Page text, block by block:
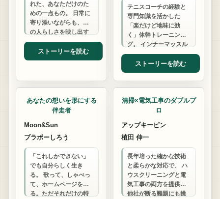
れた、あなただけのた
めの一点もの。 日常に
寄り添いながらも、そ
の人らしさを映し出す
カバンと小物を、真心
込めて創ります。
ストーリーを読む
テニスコーチの経験と
専門知識を活かした
「楽だけど地味に効
く」体幹トレーニン
グ。 インナーマッスル
を鍛えて姿勢を整え、
あなたの「動ける喜
び」を一生サポートし
ます。
ストーリーを読む
ITサポート
あなたの想いを形にする
伴走者
Moon&Sun
ブラボーしろう
「これしかできない」
でも自分らしく生き
る。 歌って、しゃべっ
て、ホームページを作
る。ただそれだけの特
ハウスクリーニング
清掃×電気工事のダブルプ
ロ
アップキーピン
植田 伸一
長年培った確かな技術
と柔らかな対応で、 ハ
ウスクリーニングと電
気工事の両方を提供。
他社が断る難題にも挑